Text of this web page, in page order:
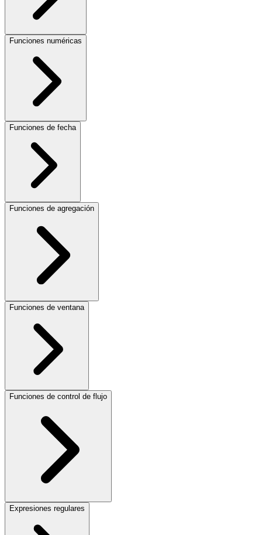
Funciones numéricas
Funciones de fecha
Funciones de agregación
Funciones de ventana
Funciones de control de flujo
Expresiones regulares